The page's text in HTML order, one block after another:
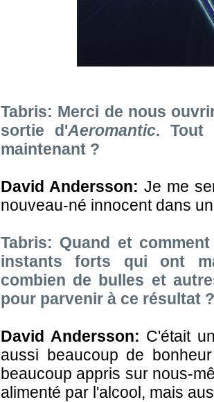
Tabris: Merci de nous
sortie d'Aeromantic. Tout
maintenant ?
David Andersson: Je me
nouveau-né innocent dans
Tabris: Quand et
instants forts qui ont
combien de bulles et
pour parvenir à ce résultat ?
David Andersson: C'était
aussi beaucoup de
beaucoup appris sur nous-
alimenté par l'alcool, mais